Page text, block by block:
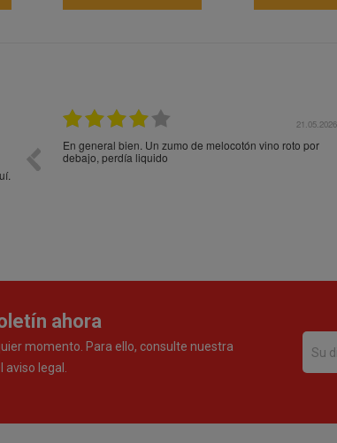
21.05.2026
En general bien. Un zumo de melocotón vino roto por
debajo, perdía liquido
ahora
momento. Para ello, consulte nuestra
aviso legal.